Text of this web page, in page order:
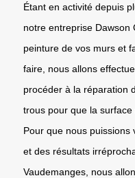
Étant en activité depuis
notre entreprise Dawson
peinture de vos murs et
faire, nous allons
procéder à la réparation
trous pour que la surface
Pour que nous
et des résultats
Vaudemanges, nous